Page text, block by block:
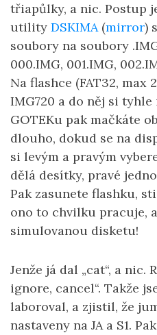
třiapůlky, a nic. Postup
utility DSKIMA(mirror)
soubory na soubory
000.IMG, 001.IMG,
Na flashce (FAT32, max
IMG720 a do něj si
GOTEKu pak mačkáte
dlouho, dokud se na
si levým a pravým
dělá desítky, pravé
Pak zasunete flashku,
ono to chvilku pracuje,
simulovanou disketu!
Jenže já dal „cat“, a nic.
ignore, cancel“. Takže
laboroval, a zjistil, že
nastaveny na JA a S1.